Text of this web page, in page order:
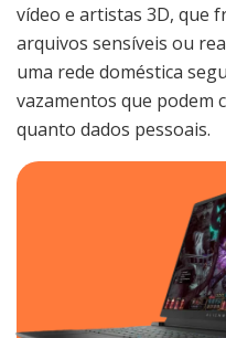
vídeo e artistas 3D, que
arquivos sensíveis ou
uma rede doméstica
vazamentos que
quanto dados pessoais.